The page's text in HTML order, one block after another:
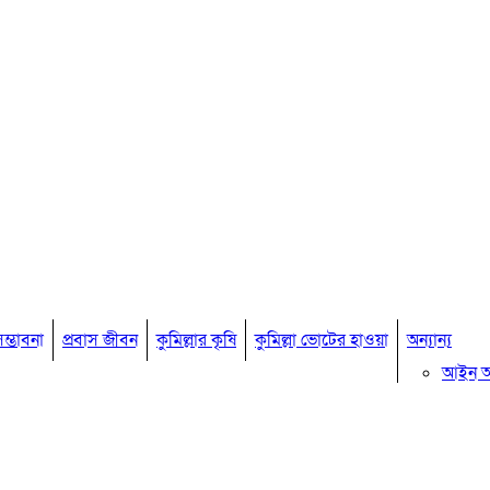
প্রবাস জীবন কুমিল্লার কৃষি কুমিল্লা ভোটের হাওয়া
অন্যান্য
আইন